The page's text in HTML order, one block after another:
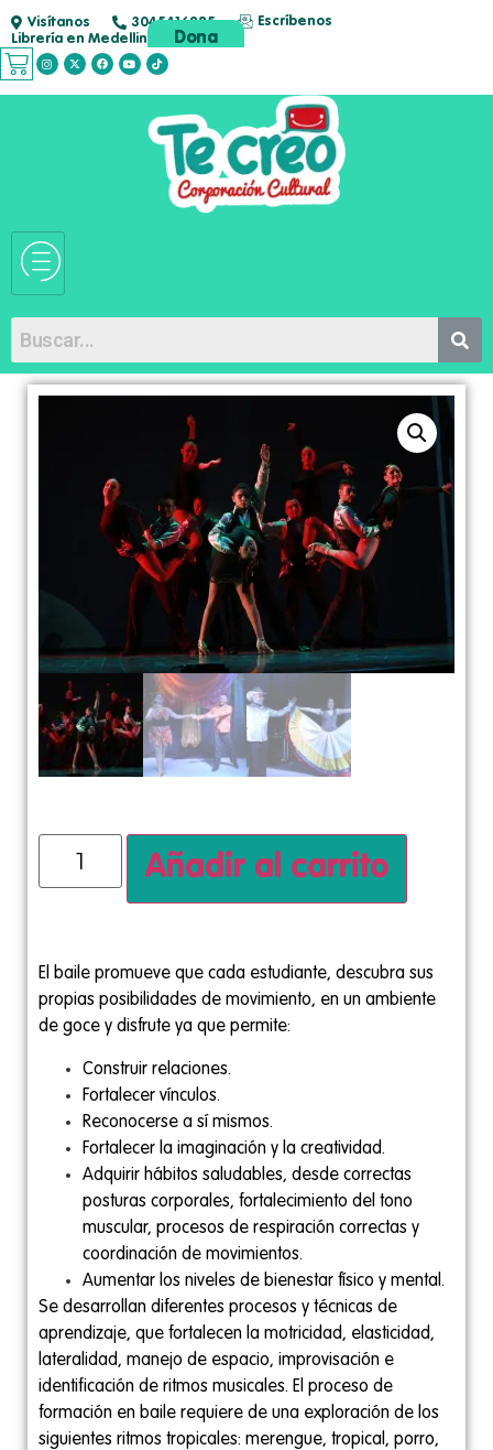
Visítanos 3045416285
Escríbenos
Librería en Medellin
Dona
Añadir al carrito
El baile promueve que cada estudiante, descubra sus
propias posibilidades de movimiento, en un ambiente
de goce y disfrute ya que permite:
Construir relaciones.
Fortalecer vínculos.
Reconocerse a sí mismos.
Fortalecer la imaginación y la creatividad.
Adquirir hábitos saludables, desde correctas
posturas corporales, fortalecimiento del tono
muscular, procesos de respiración correctas y
coordinación de movimientos.
Aumentar los niveles de bienestar físico y mental.
Se desarrollan diferentes procesos y técnicas de
aprendizaje, que fortalecen la motricidad, elasticidad,
lateralidad, manejo de espacio, improvisación e
identificación de ritmos musicales. El proceso de
formación en baile requiere de una exploración de los
siguientes ritmos tropicales: merengue, tropical, porro,